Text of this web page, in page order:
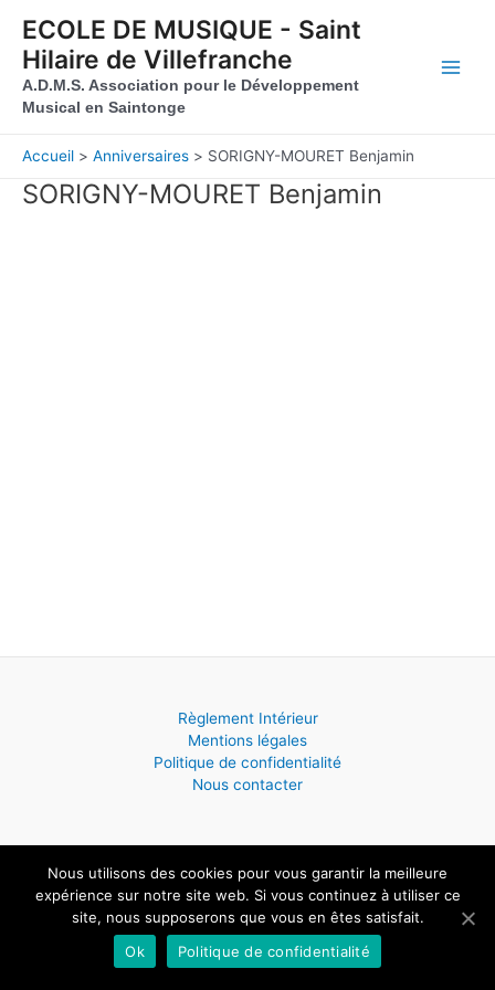
ECOLE DE MUSIQUE - Saint
Hilaire de Villefranche
A.D.M.S. Association pour le Développement
Musical en Saintonge
Accueil Anniversaires SORIGNY-MOURET Benjamin
SORIGNY-MOURET Benjamin
Règlement Intérieur
Mentions légales
Politique de confidentialité
Nous contacter
Copyright © 2026 ECOLE DE MUSIQUE - Saint Hilaire de Villefranche
| Powered byThème WordPress Astra
Nous utilisons des cookies pour vous garantir la meilleure
expérience sur notre site web. Si vous continuez à utiliser ce
site, nous supposerons que vous en êtes satisfait.
Ok
Politique de confidentialité